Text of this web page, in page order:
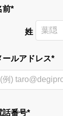
前*
姓
ールアドレス*
話番号*